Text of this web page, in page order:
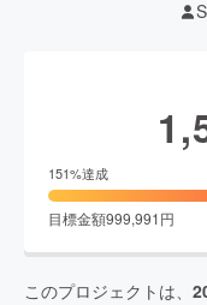
151%達成
目標金額999,991円
このプロジェクトは、